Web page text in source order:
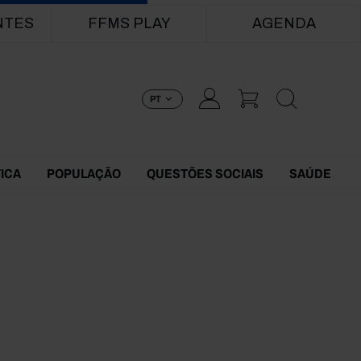
FFMS PLAY AGENDA
PT
POPULAÇÃO QUESTÕES SOCIAIS SAÚDE